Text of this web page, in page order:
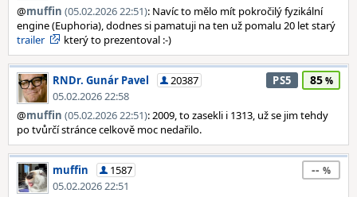
@muffin (05.02.2026 22:51): Navíc to mělo mít pokročilý fyzikální
engine (Euphoria), dodnes si pamatuji na ten už pomalu 20 let starý
trailer
který to prezentoval :-)
RNDr. Gunár Pavel
20387
05.02.2026 22:58
PS5 85
@muffin (05.02.2026 22:51): 2009, to zasekli i 1313, už se jim tehdy
po tvůrčí stránce celkově moc nedařilo.
muffin
1587
05.02.2026 22:51
--